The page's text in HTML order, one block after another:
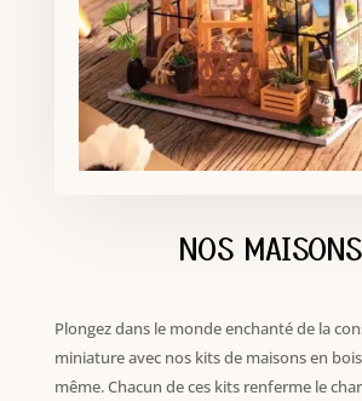
NOS MAISONS
Plongez dans le monde enchanté de la
miniature avec nos kits de maisons en
même. Chacun de ces kits renferme le